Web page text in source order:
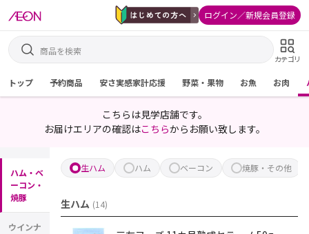
ログイン／新規会員登録
カテゴリ
トップ 予約商品 安さ実感家計応援 野菜・果物 お魚 お肉
こちらは見学店舗です。
お届けエリアの確認はこちらからお願い致します。
ハム・ベ
ーコン・
焼豚
ウインナ
生ハム ハム ベーコン 焼豚・その他
生ハム (14)